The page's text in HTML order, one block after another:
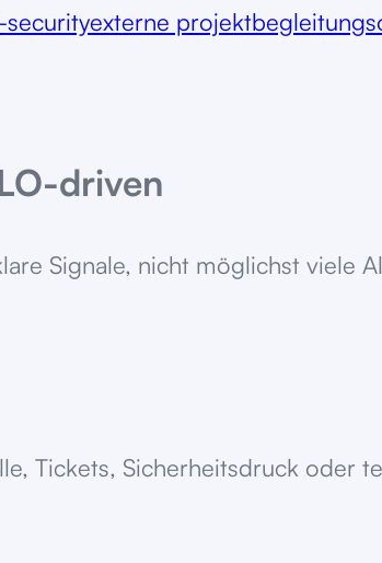
securityexterne projektbegleitung
driven
Signale, nicht möglichst viele
Tickets, Sicherheitsdruck oder